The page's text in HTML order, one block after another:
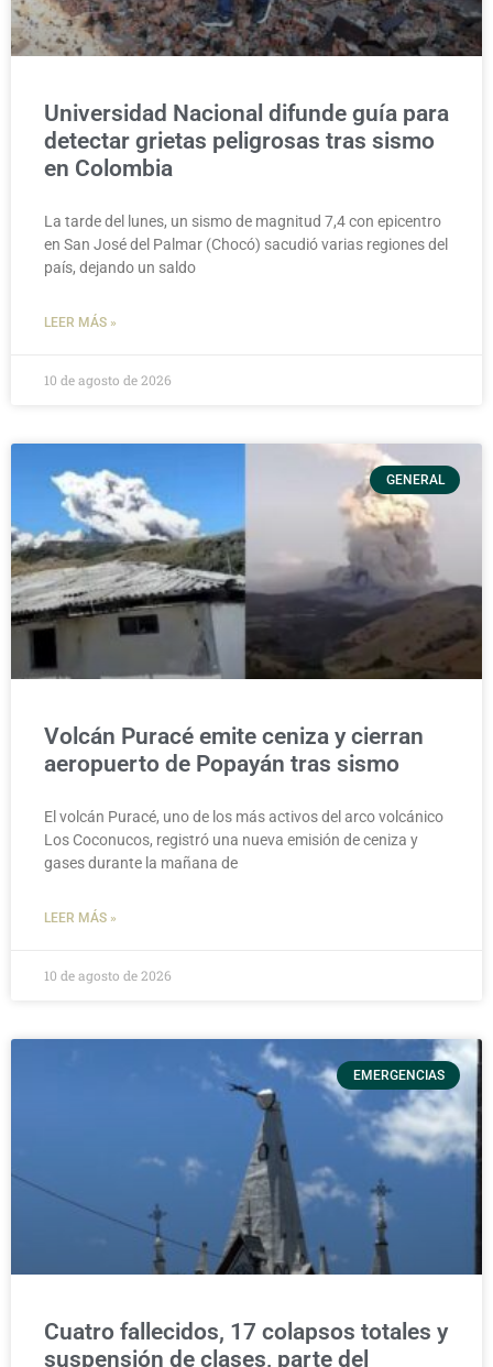
Universidad Nacional difunde guía para
detectar grietas peligrosas tras sismo
en Colombia
La tarde del lunes, un sismo de magnitud 7,4 con epicentro
en San José del Palmar (Chocó) sacudió varias regiones del
país, dejando un saldo
LEER MÁS »
10 de agosto de 2026
GENERAL
Volcán Puracé emite ceniza y cierran
aeropuerto de Popayán tras sismo
El volcán Puracé, uno de los más activos del arco volcánico
Los Coconucos, registró una nueva emisión de ceniza y
gases durante la mañana de
LEER MÁS »
10 de agosto de 2026
EMERGENCIAS
Cuatro fallecidos, 17 colapsos totales y
suspensión de clases, parte del